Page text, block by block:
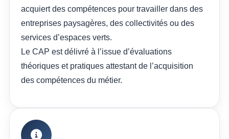
acquiert des compétences pour travailler dans des
entreprises paysagères, des collectivités ou des
services d’espaces verts.
Le CAP est délivré à l’issue d’évaluations
théoriques et pratiques attestant de l’acquisition
des compétences du métier.